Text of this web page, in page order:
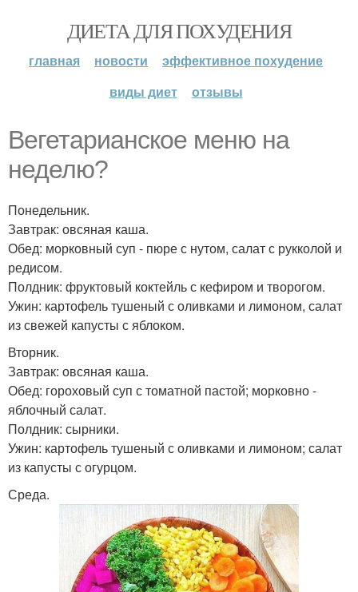
ДИЕТА ДЛЯ ПОХУДЕНИЯ
главная новости
эффективное похудение
виды диет
отзывы
Вегетарианское меню на
неделю?
Понедельник.
Завтрак: овсяная каша.
Обед: морковный суп - пюре с нутом, салат с рукколой и
редисом.
Полдник: фруктовый коктейль с кефиром и творогом.
Ужин: картофель тушеный с оливками и лимоном, салат
из свежей капусты с яблоком.
Вторник.
Завтрак: овсяная каша.
Обед: гороховый суп с томатной пастой; морковно -
яблочный салат.
Полдник: сырники.
Ужин: картофель тушеный с оливками и лимоном; салат
из капусты с огурцом.
Среда.